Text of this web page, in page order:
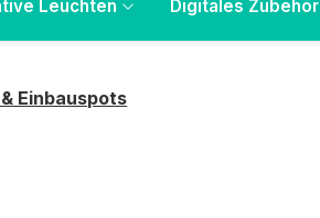
Leuchten Digitales Zubehör
Einbauspots